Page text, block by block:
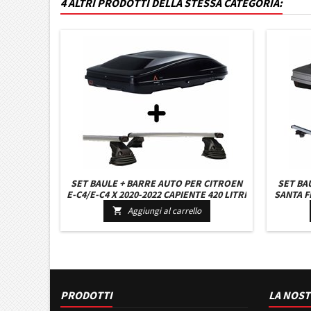
4 ALTRI PRODOTTI DELLA STESSA CATEGORIA:
SET BAULE + BARRE AUTO PER CITROEN
E-C4/E-C4 X 2020-2022 CAPIENTE 420 LITRI
COLORE NERO CON 2 CHIAVI BARRE 127
CM C/KIT ATTACCHI
 Aggiungi al carrello
SET
SANTA
PRODOTTI LA